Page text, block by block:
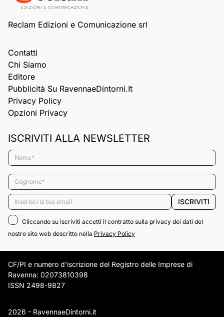
Reclam Edizioni e Comunicazione srl
Contatti
Chi Siamo
Editore
Pubblicità Su RavennaeDintorni.it
Privacy Policy
Opzioni Privacy
ISCRIVITI ALLA NEWSLETTER
Nome*
Cognome*
Email* ISCRIVITI
Cliccando su Iscriviti accetti il contratto sulla privacy dei dati del
nostro sito web descritto nella Privacy Policy
CF/PI e numero d'iscrizione del Registro delle Imprese di
Ravenna: 02073810398
ISSN 2498-9827
2026 - RavennaeDintorni.it